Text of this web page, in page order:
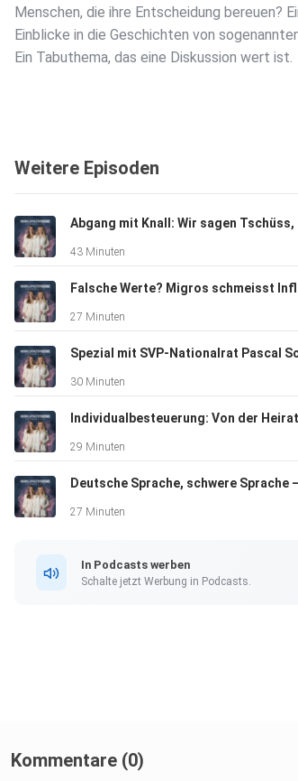
Menschen, die ihre Entscheidung bereuen?
Einblicke in die Geschichten von
Ein Tabuthema, das eine Diskussion wert ist.
Weitere Episoden
43 Minuten
27 Minuten
30 Minuten
29 Minuten
27 Minuten
In Podcasts werben
Schalte jetzt Werbung in Podcasts.
Kommentare (0)